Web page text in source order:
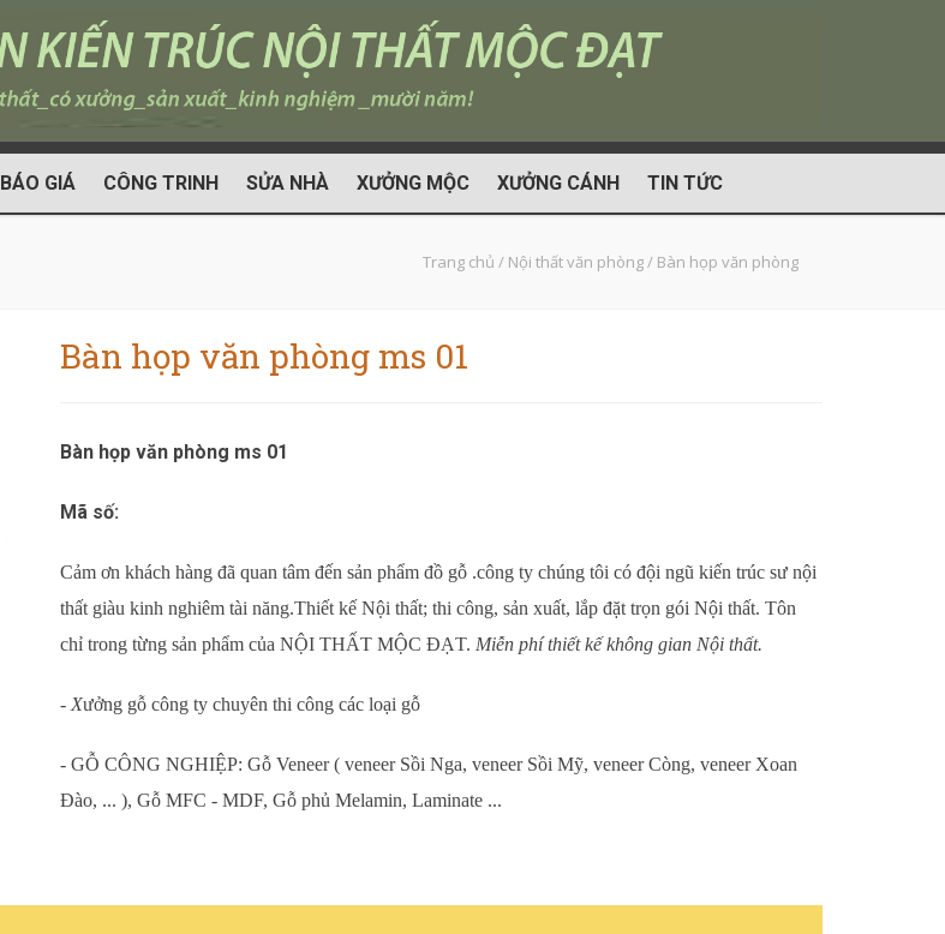
BÁO GIÁ CÔNG TRINH SỬA NHÀ XƯỞNG MỘC XƯỞNG CÁNH TIN TỨC
Trang chủ / Nội thất văn phòng/ Bàn họp văn phòng
Bàn họp văn phòng ms 01
Bàn họp văn phòng ms 01
Mã số:
Cảm ơn khách hàng đã quan tâm đến sản phẩm đồ gỗ .công ty chúng tôi có đội ngũ kiến trúc sư nội
thất giàu kinh nghiêm tài năng.Thiết kế Nội thất; thi công, sản xuất, lắp đặt trọn gói Nội thất. Tôn
chỉ trong từng sản phẩm của NỘI THẤT MỘC ĐẠT. Miễn phí thiết kế không gian Nội thất.
- Xưởng gỗ công ty chuyên thi công các loại gỗ
- GỖ CÔNG NGHIỆP: Gỗ Veneer ( veneer Sồi Nga, veneer Sồi Mỹ, veneer Còng, veneer Xoan
Đào, ... ), Gỗ MFC - MDF, Gỗ phủ Melamin, Laminate ...